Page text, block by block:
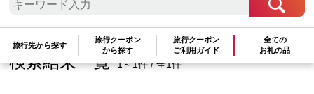
旅行先から探す
旅行クーポン
から探す
旅行クーポン
ご利用ガイド
全ての
お礼の品
もずく
検索結果一覧 1～1件 / 全1件